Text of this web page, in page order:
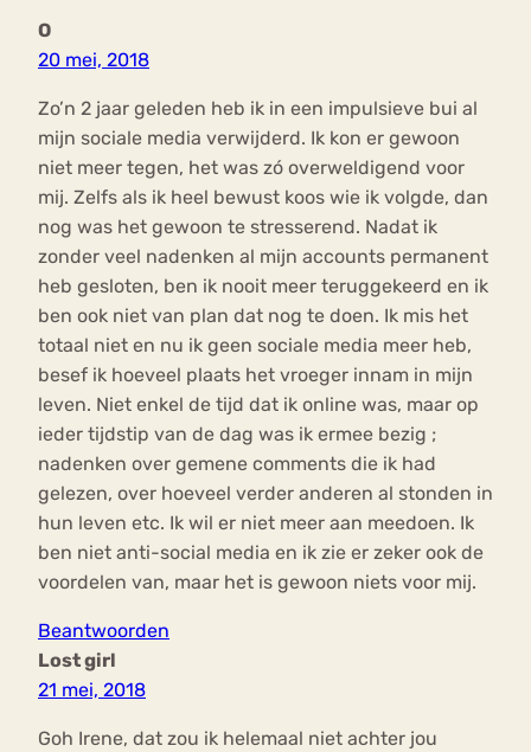
O
20 mei, 2018
Zo’n 2 jaar geleden heb ik in een impulsieve bui al
mijn sociale media verwijderd. Ik kon er gewoon
niet meer tegen, het was zó overweldigend voor
mij. Zelfs als ik heel bewust koos wie ik volgde, dan
nog was het gewoon te stresserend. Nadat ik
zonder veel nadenken al mijn accounts permanent
heb gesloten, ben ik nooit meer teruggekeerd en ik
ben ook niet van plan dat nog te doen. Ik mis het
totaal niet en nu ik geen sociale media meer heb,
besef ik hoeveel plaats het vroeger innam in mijn
leven. Niet enkel de tijd dat ik online was, maar op
ieder tijdstip van de dag was ik ermee bezig ;
nadenken over gemene comments die ik had
gelezen, over hoeveel verder anderen al stonden in
hun leven etc. Ik wil er niet meer aan meedoen. Ik
ben niet anti-social media en ik zie er zeker ook de
voordelen van, maar het is gewoon niets voor mij.
Beantwoorden
Lost girl
21 mei, 2018
Goh Irene, dat zou ik helemaal niet achter jou